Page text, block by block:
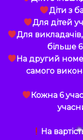
Діти з
Для дітей
Для
більше
На другий
самого
Кожна 6
На